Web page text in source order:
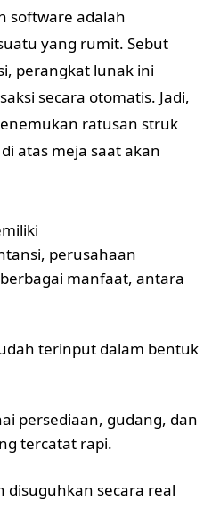
software adalah
yang rumit. Sebut
perangkat lunak ini
secara otomatis. Jadi,
ratusan struk
atas meja saat akan
perusahaan
manfaat, antara
terinput dalam bentuk
persediaan, gudang, dan
tercatat rapi.
disuguhkan secara real